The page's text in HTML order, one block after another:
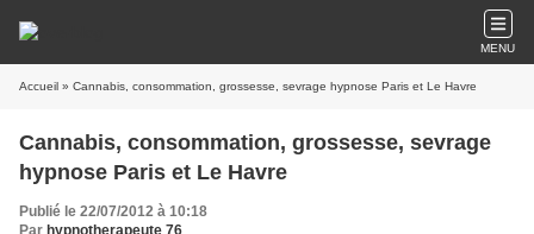
MENU
Accueil » Cannabis, consommation, grossesse, sevrage hypnose Paris et Le Havre
Cannabis, consommation, grossesse, sevrage
hypnose Paris et Le Havre
Publié le 22/07/2012 à 10:18
Par hypnotherapeute 76